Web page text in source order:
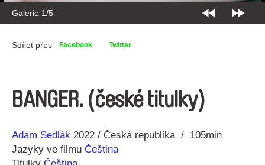
Galerie 1/5
Sdílet přes Facebook Twitter
BANGER. (české titulky)
Režie
Adam Sedlák
Rok 2022 Česká republika
105min
Jazyky ve filmu Čeština